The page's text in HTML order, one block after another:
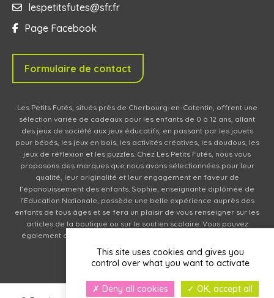
lespetitsfutes@sfr.fr
Page Facebook
Formulaire de contact
Les Petits Futés, situés près de Cherbourg-en-Cotentin, offrent une
sélection variée de cadeaux pour les enfants de 0 à 12 ans, allant
des jeux de société aux jeux éducatifs, en passant par les jouets
pour bébés, les jeux en bois, les activités créatives, les doudous, les
jeux de réflexion et les puzzles. Chez Les Petits Futés, nous vous
proposons des marques que nous avons sélectionnées pour leur
qualité, leur originalité et leur engagement en faveur de
l’épanouissement des enfants. Sophie, enseignante diplômée de
l’Education Nationale, possède une belle expérience auprès des
enfants de tous âges et se fera un plaisir de vous renseigner sur les
articles de la boutique ou sur le soutien scolaire. Vous pouvez
également commander des produits en ligne (livraison en relais
partout en France).
This site uses cookies and gives you
control over what you want to activate
Deny all cookies OK, accept all